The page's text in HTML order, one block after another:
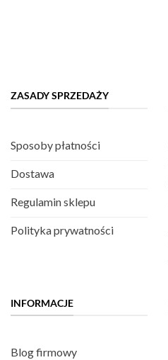
ZASADY SPRZEDAŻY
Sposoby płatności
Dostawa
Regulamin sklepu
Polityka prywatności
INFORMACJE
Blog firmowy